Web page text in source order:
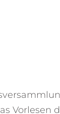
Vorlesen